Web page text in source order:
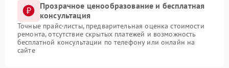
Прозрачное ценообразование и бесплатная
консультация
Точные прайс-листы, предварительная оценка стоимости
ремонта, отсутствие скрытых платежей и возможность
бесплатной консультации по телефону или онлайн на
сайте